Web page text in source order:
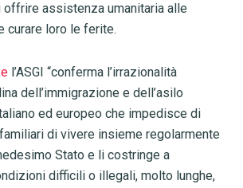
assistenza umanitaria alle
curare loro le ferite.
l’ASGI “conferma l’irrazionalità
dell’immigrazione e dell’asilo
ed europeo che impedisce di
di vivere insieme regolarmente
Stato e li costringe a
difficili o illegali, molto lunghe,